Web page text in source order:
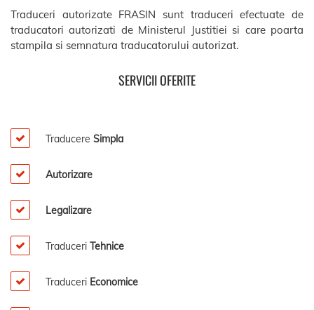
Traduceri autorizate FRASIN sunt traduceri efectuate de
traducatori autorizati de Ministerul Justitiei si care poarta
stampila si semnatura traducatorului autorizat.
SERVICII OFERITE
Traducere Simpla
Autorizare
Legalizare
Traduceri Tehnice
Traduceri Economice